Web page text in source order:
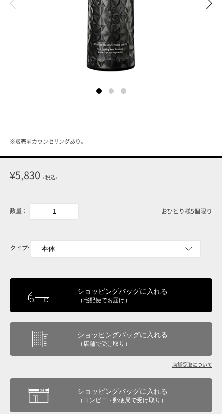
※販売前カウンセリングあり。
¥5,830 （税込）
数量： おひとり様5個限り
タイプ:
ショッピングバッグに入れる
（宅配便でお届け）
ショッピングバッグに入れる
（店舗で受け取り）
店舗受取について
ショッピングバッグに入れる
（コンビニ・郵便局で受け取り）